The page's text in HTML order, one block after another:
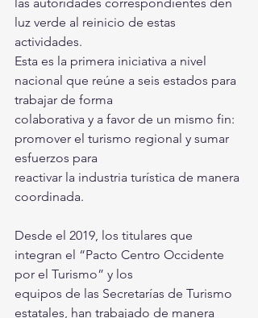
luz verde al reinicio de estas
actividades.
Esta es la primera iniciativa a nivel
nacional que reúne a seis estados para
trabajar de forma
colaborativa y a favor de un mismo fin:
promover el turismo regional y sumar
esfuerzos para
reactivar la industria turística de manera
coordinada.
Desde el 2019, los titulares que
integran el “Pacto Centro Occidente
por el Turismo” y los
equipos de las Secretarías de Turismo
estatales, han trabajado de manera